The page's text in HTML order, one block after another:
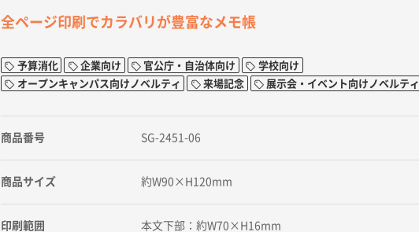
全ページ印刷でカラバリが豊富なメモ帳
予算消化 企業向け 官公庁・自治体向け
学校向け
オープンキャンパス向けノベルティ
来場記念 展示会・イベント向けノベルティ
商品番号 SG-2451-06
商品サイズ 約W90×H120mm
印刷範囲 本文下部：約W70×H16mm